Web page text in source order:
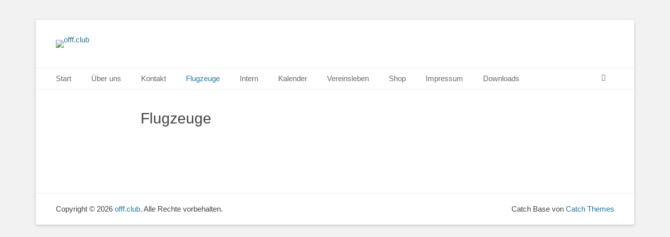
offf.club
Oldtimer Flieger Freunde Franken e.V.
Primäres Menü
Inhalt
Start Über uns Kontakt Flugzeuge Intern Kalender Vereinsleben Shop Impressum Downloads
Flugzeuge
Copyright © 2026 offf.club. Alle Rechte vorbehalten. Catch Base von Catch Themes